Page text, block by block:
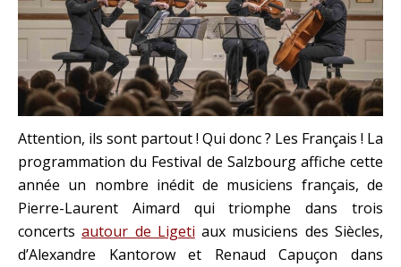
Attention, ils sont partout ! Qui donc ? Les Français ! La
programmation du Festival de Salzbourg affiche cette
année un nombre inédit de musiciens français, de
Pierre-Laurent Aimard qui triomphe dans trois
concertsautour de Ligeti aux musiciens des Siècles,
d’Alexandre Kantorow et Renaud Capuçon dans